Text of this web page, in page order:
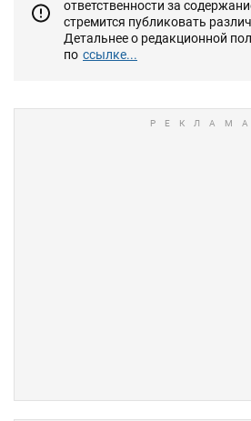
ответственности за
стремится публиковать
Детальнее о редакционной
по ссылке...